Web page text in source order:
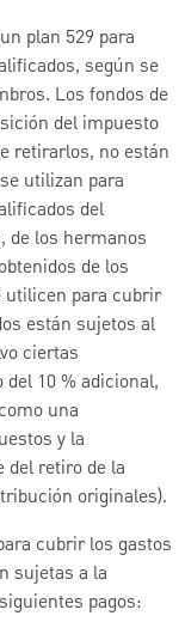
plan 529 para
según se
Los fondos de
del impuesto
retirarlos, no están
utilizan para
del
de los hermanos
de los
utilicen para cubrir
están sujetos al
ciertas
10 % adicional,
una
y la
del retiro de la
originales).
cubrir los gastos
sujetas a la
pagos: